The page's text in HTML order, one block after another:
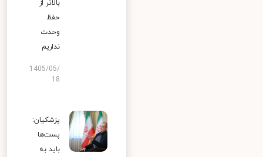
بالاتر از
حفظ
وحدت
نداریم
1405/05/
18
پزشکیان:
پست‌ها
باید به